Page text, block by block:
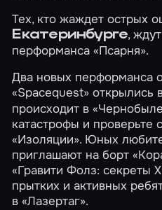
Тех, кто жаждет острых
Екатеринбурге,
перформанса«Псарня».
Два новых перформанса
«Spacequest» открылись
происходит в
катастрофы и проверьте
«Изоляции». Юных
приглашают на борт
«Гравити Фолз: секреты
прытких и активных
в«Лазертаг».